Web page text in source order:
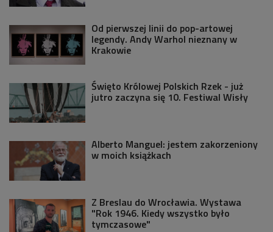
Od pierwszej linii do pop-artowej
legendy. Andy Warhol nieznany w
Krakowie
Święto Królowej Polskich Rzek - już
jutro zaczyna się 10. Festiwal Wisły
Alberto Manguel: jestem zakorzeniony
w moich książkach
Z Breslau do Wrocławia. Wystawa
"Rok 1946. Kiedy wszystko było
tymczasowe"